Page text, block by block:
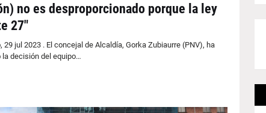
no es desproporcionado porque la ley
27"
29 jul 2023 . El concejal de Alcaldía, Gorka Zubiaurre (PNV), ha
la decisión del equipo…